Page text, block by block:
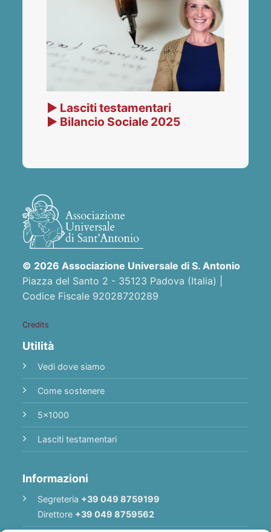
▶ Lasciti testamentari
▶ Bilancio Sociale 2025
© 2026 Associazione Universale di S. Antonio
Piazza del Santo 2 - 35123 Padova (Italia) |
Codice Fiscale 92028720289
Credits
Utilità
Vedi dove siamo
Come sostenere
5x1000
Lasciti testamentari
Informazioni
Segreteria +39 049 8759199
Direttore +39 049 8759562